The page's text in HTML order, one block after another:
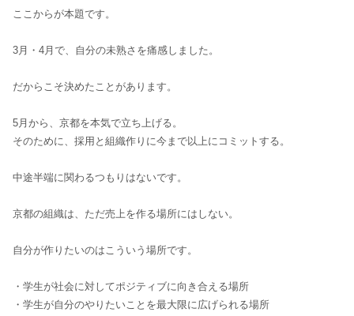
ここからが本題です。
3月・4月で、自分の未熟さを痛感しました。
だからこそ決めたことがあります。
5月から、京都を本気で立ち上げる。
そのために、採用と組織作りに今まで以上にコミットする。
中途半端に関わるつもりはないです。
京都の組織は、ただ売上を作る場所にはしない。
自分が作りたいのはこういう場所です。
・学生が社会に対してポジティブに向き合える場所
・学生が自分のやりたいことを最大限に広げられる場所